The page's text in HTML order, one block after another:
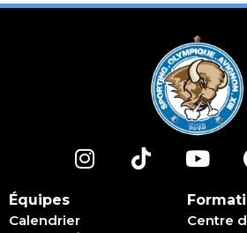
Équipes
Calendrier
Centre